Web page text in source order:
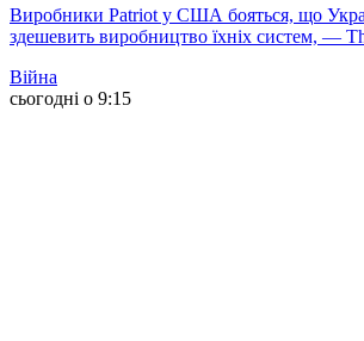
Виробники Patriot у США бояться, що
здешевить виробництво їхніх систем, —
Війна
сьогодні о 9:15